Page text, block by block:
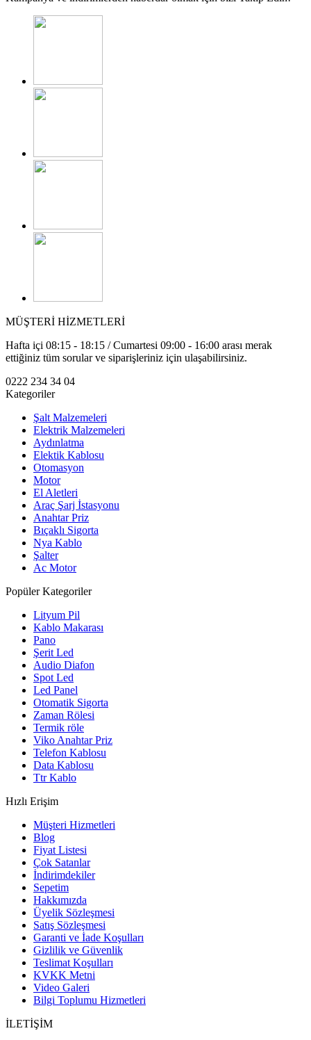
MÜŞTERİ HİZMETLERİ
Hafta içi 08:15 - 18:15 / Cumartesi 09:00 - 16:00 arası merak
ettiğiniz tüm sorular ve siparişleriniz için ulaşabilirsiniz.
0222 234 34 04
Kategoriler
Şalt Malzemeleri
Elektrik Malzemeleri
Aydınlatma
Elektik Kablosu
Otomasyon
Motor
El Aletleri
Araç Şarj İstasyonu
Anahtar Priz
Bıçaklı Sigorta
Nya Kablo
Şalter
Ac Motor
Popüler Kategoriler
Lityum Pil
Kablo Makarası
Pano
Şerit Led
Audio Diafon
Spot Led
Led Panel
Otomatik Sigorta
Zaman Rölesi
Termik röle
Viko Anahtar Priz
Telefon Kablosu
Data Kablosu
Ttr Kablo
Hızlı Erişim
Müşteri Hizmetleri
Blog
Fiyat Listesi
Çok Satanlar
İndirimdekiler
Sepetim
Hakkımızda
Üyelik Sözleşmesi
Satış Sözleşmesi
Garanti ve İade Koşulları
Gizlilik ve Güvenlik
Teslimat Koşulları
KVKK Metni
Video Galeri
Bilgi Toplumu Hizmetleri
İLETİŞİM